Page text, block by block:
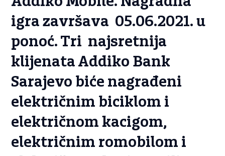
igra završava 05.06.2021. u
ponoć. Tri najsretnija
klijenata Addiko Bank
Sarajevo biće nagrađeni
električnim biciklom i
električnom kacigom,
električnim romobilom i